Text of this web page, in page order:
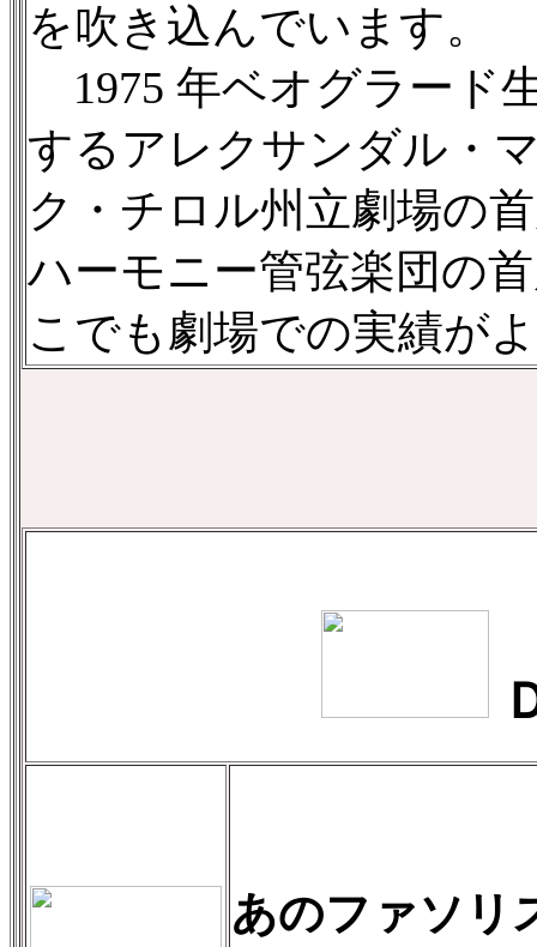
を吹き込んでいます。
1975 年ベオグラード
するアレクサンダル・
ク・チロル州立劇場の
ハーモニー管弦楽団の
こでも劇場での実績が
あのファソリ